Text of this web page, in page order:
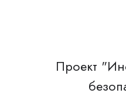
Проект